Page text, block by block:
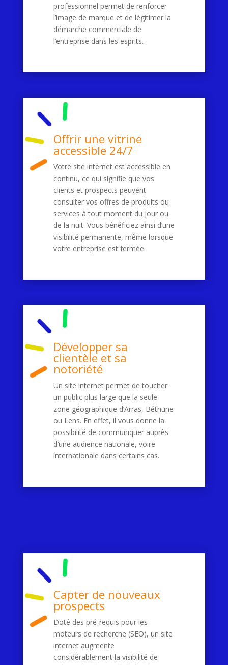
professionnel permet de renforcer
l’image de marque et de légitimer la
démarche commerciale de
l’entreprise dans les esprits.
Offrir une vitrine
accessible 24/7
Votre site internet est accessible en
continu, ce qui signifie que vos
clients et prospects peuvent
consulter vos offres de produits ou
services à tout moment du jour ou
de la nuit. Vous bénéficiez ainsi d’une
visibilité permanente, même lorsque
votre entreprise est fermée.
Développer sa
clientèle et sa
notoriété
Un site internet permet de toucher
un public plus large que la seule
zone géographique d’Arras, Béthune
ou Lens. En effet, il vous donne la
possibilité de communiquer auprès
d’une audience nationale, voire
internationale dans certains cas.
Capter de nouveaux
prospects
Doté des pré-requis pour les
moteurs de recherche (SEO), un site
internet augmente
considérablement la visibilité de